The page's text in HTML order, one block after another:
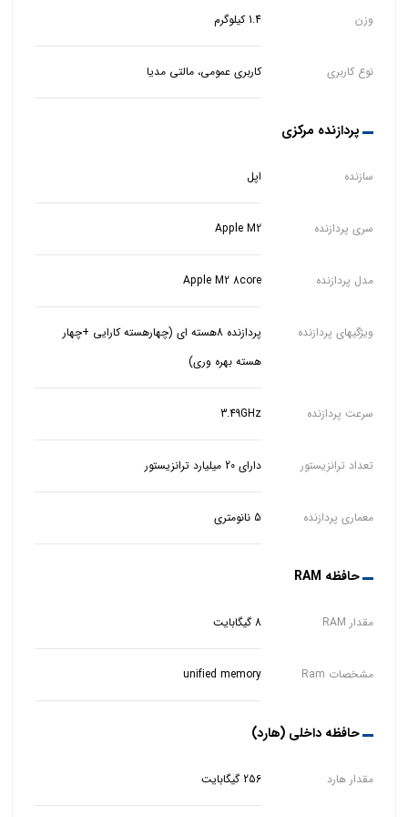
وزن 1.4 کیلوگرم
نوع کاربری کاربری عمومی، مالتی مدیا
پردازنده مرکزی
سازنده اپل
سری پردازنده Apple M2
مدل پردازنده Apple M2 8core
ویژگیهای پردازنده
پردازنده 8هسته ای (چهارهسته کارایی +چهار
هسته بهره وری)
سرعت پردازنده 3.49GHz
تعداد ترانزیستور دارای 20 میلیارد ترانزیستور
معماری پردازنده 5 نانومتری
حافظه RAM
مقدار RAM 8 گیگابایت
مشخصات Ram unified memory
حافظه داخلی (هارد)
مقدار هارد 256 گیگابایت